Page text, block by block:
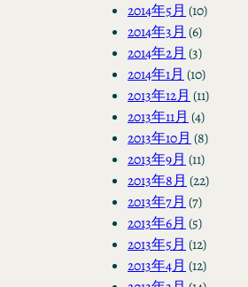
2014年5月 (10)
2014年3月 (6)
2014年2月 (3)
2014年1月 (10)
2013年12月 (11)
2013年11月 (4)
2013年10月 (8)
2013年9月 (11)
2013年8月 (22)
2013年7月 (7)
2013年6月 (5)
2013年5月 (12)
2013年4月 (12)